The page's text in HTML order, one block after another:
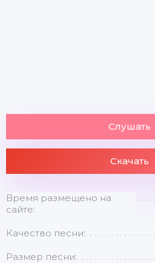
Слушать
Скачать
Время размещено на
сайте:
Качество песни:
Размер песни: